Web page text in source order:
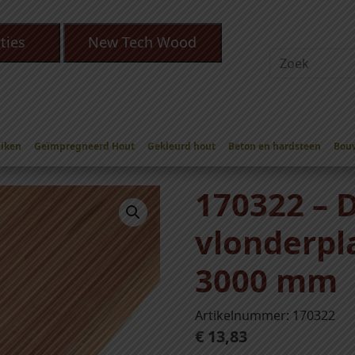
New Tech Wood
Geïmpregneerd Hout Gekleurd hout Beton en hardsteen
/Douglas Vlonderplanken /Douglas vlonderplank 24 x 138/
170322 –
3000 mm
Artikelnummer: 170322
€ 13,83